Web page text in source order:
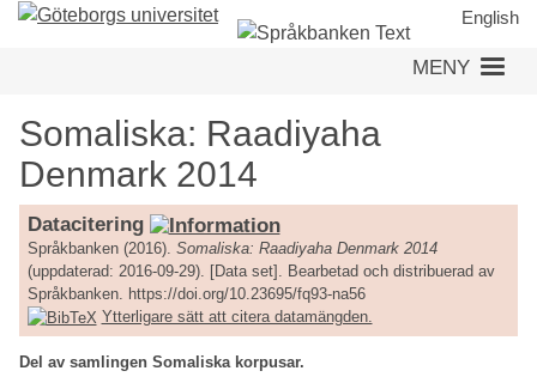
Hoppa
English
MENY
Somaliska: Raadiyaha
Denmark 2014
Datacitering
Språkbanken (2016). Somaliska: Raadiyaha Denmark 2014
(uppdaterad: 2016-09-29). [Data set]. Bearbetad och distribuerad av
Språkbanken. https://doi.org/10.23695/fq93-na56
Ytterligare sätt att citera datamängden.
Del av samlingen Somaliska korpusar.